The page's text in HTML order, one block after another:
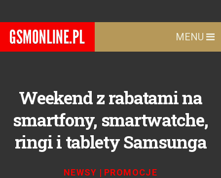
MENU
Weekend z rabatami na
smartfony, smartwatche,
ringi i tablety Samsunga
NEWSY | PROMOCJE